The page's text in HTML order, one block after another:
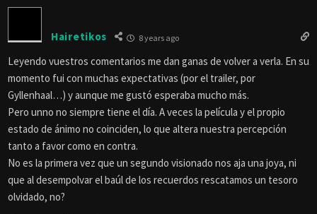
Hairetikos 8 years ago
Leyendo vuestros comentarios me dan ganas de volver a verla. En su
momento fui con muchas expectativas (por el trailer, por
Gyllenhaal…) y aunque me gustó esperaba mucho más.
Pero unno no siempre tiene el día. A veces la película y el propio
estado de ánimo no coinciden, lo que altera nuestra percepción
tanto a favor como en contra.
No es la primera vez que un segundo visionado nos aja una joya, ni
que al desempolvar el baúl de los recuerdos rescatamos un tesoro
olvidado, no?